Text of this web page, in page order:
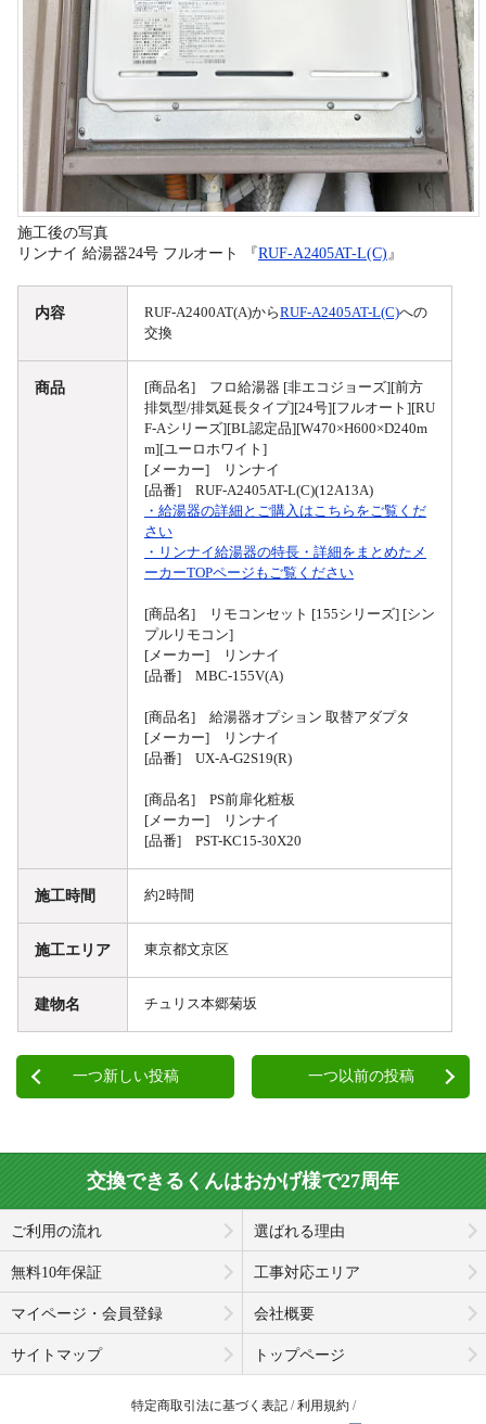
施工後の写真
リンナイ 給湯器24号 フルオート 『RUF-A2405AT-L(C) 』
内容 RUF-A2400AT(A)からRUF-A2405AT-L(C)への
交換
商品
[商品名] フロ給湯器 [非エコジョーズ][前方
排気型/排気延長タイプ][24号][フルオート][RU
F-Aシリーズ][BL認定品][W470×H600×D240m
m][ユーロホワイト]
[メーカー] リンナイ
[品番] RUF-A2405AT-L(C)(12A13A)
・給湯器の詳細とご購入はこちらをご覧くだ
さい
・リンナイ給湯器の特長・詳細をまとめたメ
ーカーTOPページもご覧ください
[商品名] リモコンセット [155シリーズ] [シン
プルリモコン]
[メーカー] リンナイ
[品番] MBC-155V(A)
[商品名] 給湯器オプション 取替アダプタ
[メーカー] リンナイ
[品番] UX-A-G2S19(R)
[商品名] PS前扉化粧板
[メーカー] リンナイ
[品番] PST-KC15-30X20
施工時間 約2時間
施工エリア 東京都文京区
建物名 チュリス本郷菊坂
一つ新しい投稿 一つ以前の投稿
交換できるくんはおかげ様で27周年
ご利用の流れ 選ばれる理由
無料10年保証 工事対応エリア
マイページ・会員登録 会社概要
サイトマップ トップページ
特定商取引法に基づく表記
利用規約